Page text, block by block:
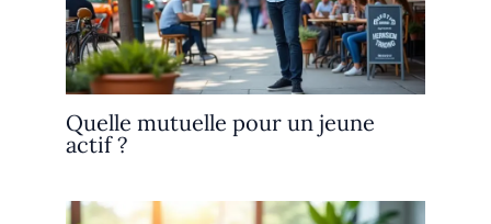
Quelle mutuelle pour un jeune
actif ?